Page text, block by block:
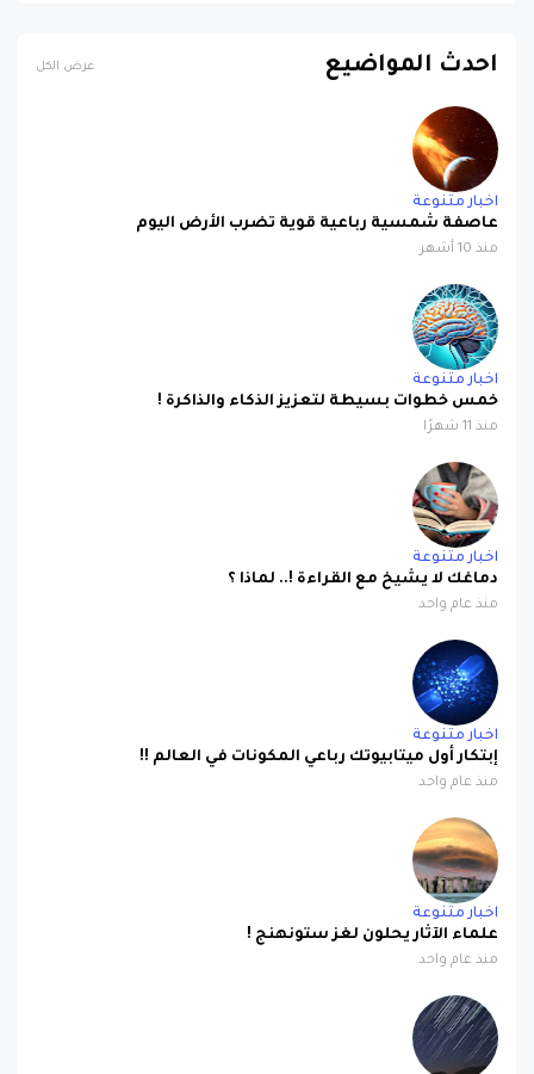
احدث المواضيع عرض الكل
اخبار متنوعة
عاصفة شمسية رباعية قوية تضرب الأرض اليوم
منذ 10 أشهر
اخبار متنوعة
خمس خطوات بسيطة لتعزيز الذكاء والذاكرة !
منذ 11 شهرًا
اخبار متنوعة
دماغك لا يشيخ مع القراءة !.. لماذا ؟
منذ عام واحد
اخبار متنوعة
إبتكار أول ميتابيوتك رباعي المكونات في العالم !!
منذ عام واحد
اخبار متنوعة
علماء الآثار يحلون لغز ستونهنج !
منذ عام واحد